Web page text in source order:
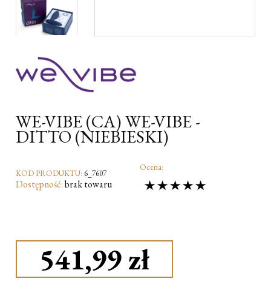
WE-VIBE (CA) WE-VIBE -
DITTO (NIEBIESKI)
KOD PRODUKTU: 6_7607
Dostępność:brak towaru
Ocena:
541,99 zł